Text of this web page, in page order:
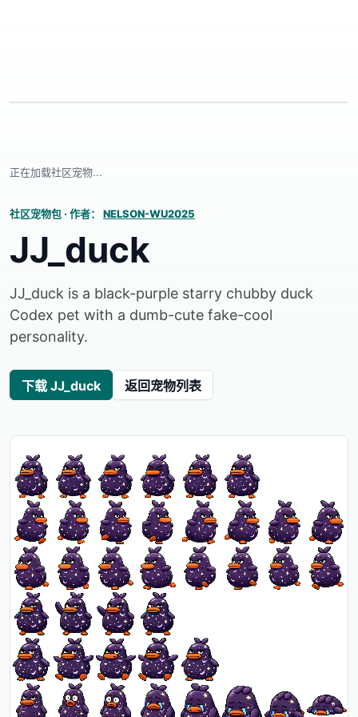
正在加载社区宠物...
社区宠物包 · 作者： NELSON-WU2025
JJ_duck
JJ_duck is a black-purple starry chubby duck
Codex pet with a dumb-cute fake-cool
personality.
下载 JJ_duck 返回宠物列表